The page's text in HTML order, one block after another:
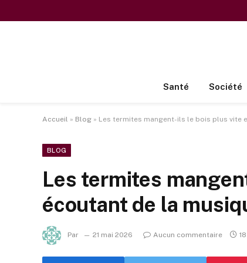
Santé Société
Accueil » Blog » Les termites mangent-ils le bois plus vite
BLOG
Les termites
écoutant de la
Par 21 mai 2026 Aucun commentaire